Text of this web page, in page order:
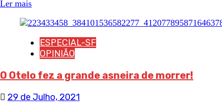
Ler mais
ESPECIAL-SF
OPINIÃO
O Otelo fez a grande asneira de morrer!
29 de Julho, 2021